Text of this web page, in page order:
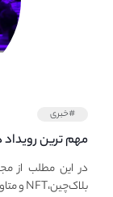
#خبری
معرفی بهترین
در این مطلب از
بلاک‌چین،NFT و متاورس را معرفی می‌کنیم.